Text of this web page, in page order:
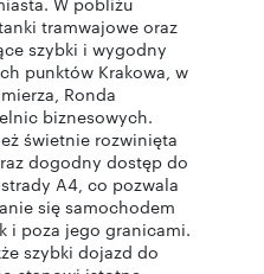
tramwajowe oraz
szybki i wygodny
punktów Krakowa, w
Ronda
biznesowych.
świetnie rozwinięta
dogodny dostęp do
A4, co pozwala
się samochodem
i poza jego granicami.
szybki dojazd do